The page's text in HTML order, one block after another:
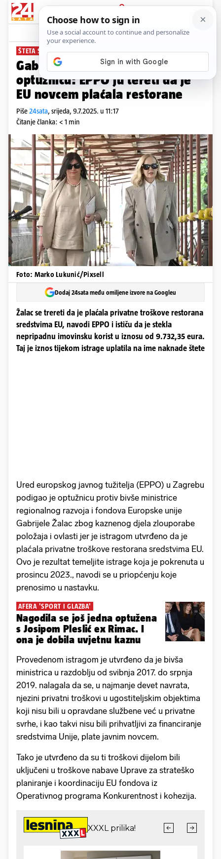
PRIJAVA
News Komentari
ŠTETA SKORO 10000 EURA
Gabrijela Žalac dobila novu
optužnicu: EPPO ju tereti da je
EU novcem plaćala restorane
Piše24sata, srijeda, 9.7.2025. u 11:17
Čitanje članka: < 1 min
Foto: Marko Lukunić/Pixsell
Dodaj 24sata među omiljene izvore na Googleu
Žalac se trereti da je plaćala privatne troškove restorana
sredstvima EU, navodi EPPO i ističu da je stekla
nepripadnu imovinsku korist u iznosu od 9.732,35 eura.
Taj je iznos tijekom istrage uplatila na ime naknade štete
Ured europskog javnog tužitelja (EPPO) u Zagrebu
podigao je optužnicu protiv bivše ministrice
regionalnog razvoja i fondova Europske unije
Gabrijele Žalac zbog kaznenog djela zlouporabe
položaja i ovlasti jer je istragom utvrđeno da je
plaćala privatne troškove restorana sredstvima EU.
Ovo je rezultat temeljite istrage koja je pokrenuta u
prosincu 2023., navodi se u priopćenju koje
prenosimo u nastavku.
AFERA 'SPORT I GLAZBA'
Nagodila se još jedna optužena
s Josipom Pleslić ex Rimac. I
ona je dobila uvjetnu kaznu
Provedenom istragom je utvrđeno da je bivša
ministrica u razdoblju od svibnja 2017. do srpnja
2019. nalagala da se, u najmanje devet navrata,
njezini privatni troškovi u ugostiteljskim objektima
koji nisu bili u opravdane službene već u privatne
svrhe, i kao takvi nisu bili prihvatljivi za financiranje
sredstvima Unije, plate javnim novcem.
Tako je utvrđeno da su ti troškovi dijelom bili
uključeni u troškove nabave Uprave za strateško
planiranje i koordinaciju EU fondova iz
Operativnog programa Konkurentnost i kohezija.